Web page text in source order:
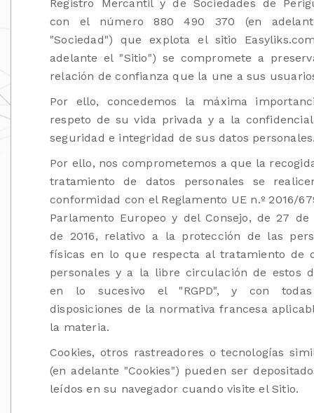
Registro Mercantil y de Sociedades de
con el número 880 490 370 (en
"Sociedad") que explota el sitio
adelante el "Sitio") se compromete a
relación de confianza que la une a sus
Por ello, concedemos la máxima
respeto de su vida privada y a la
seguridad e integridad de sus datos
Por ello, nos comprometemos a que la
tratamiento de datos personales se
conformidad con el Reglamento UE n.º 2016/
Parlamento Europeo y del Consejo, de 27
de 2016, relativo a la protección de las
físicas en lo que respecta al tratamiento de
personales y a la libre circulación de estos
en lo sucesivo el "RGPD", y con
disposiciones de la normativa francesa
la materia.
Cookies, otros rastreadores o tecnologías
(en adelante "Cookies") pueden ser
leídos en su navegador cuando visite el Sitio.